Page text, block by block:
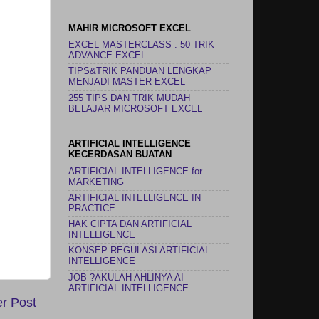
Post
MAHIR MICROSOFT EXCEL
EXCEL MASTERCLASS : 50 TRIK
ADVANCE EXCEL
TIPS&TRIK PANDUAN LENGKAP
MENJADI MASTER EXCEL
255 TIPS DAN TRIK MUDAH
BELAJAR MICROSOFT EXCEL
ARTIFICIAL INTELLIGENCE
KECERDASAN BUATAN
ARTIFICIAL INTELLIGENCE for
MARKETING
ARTIFICIAL INTELLIGENCE IN
PRACTICE
HAK CIPTA DAN ARTIFICIAL
INTELLIGENCE
KONSEP REGULASI ARTIFICIAL
INTELLIGENCE
JOB ?AKULAH AHLINYA AI
ARTIFICIAL INTELLIGENCE